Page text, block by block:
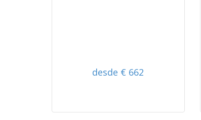
desde € 662